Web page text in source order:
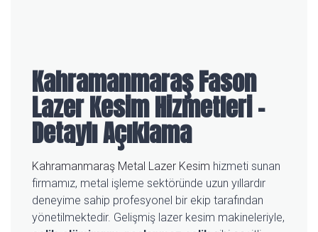
Kahramanmaraş Fason
Lazer Kesim Hizmetleri –
Detaylı Açıklama
Kahramanmaraş Metal Lazer Kesim hizmeti sunan
firmamız, metal işleme sektöründe uzun yıllardır
deneyime sahip profesyonel bir ekip tarafından
yönetilmektedir. Gelişmiş lazer kesim makineleriyle,